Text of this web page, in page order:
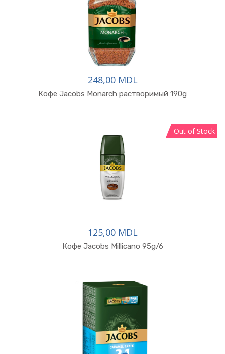
248,00 MDL
Кофе Jacobs Monarch растворимый 190g
Out of Stock
125,00 MDL
Кофе Jacobs Millicano 95g/6